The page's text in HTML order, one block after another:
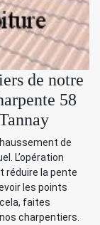
de notre
58
de
L’opération
réduire la pente
les points
faites
charpentiers.